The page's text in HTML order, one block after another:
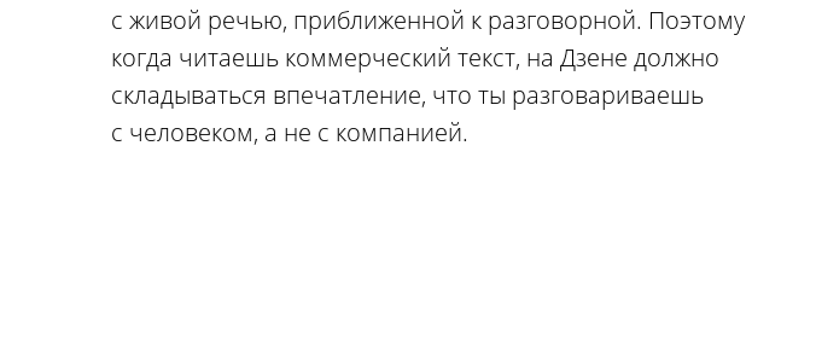
с живой речью, приближенной к разговорной. Поэтому
когда читаешь коммерческий текст, на Дзене должно
складываться впечатление, что ты разговариваешь
с человеком, а не с компанией.